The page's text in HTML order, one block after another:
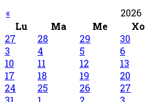
« 2026
Lu
Ma Me Xo
27
28 29 30
3
4 5 6
10
11 12 13
17
18 19 20
24
25 26 27